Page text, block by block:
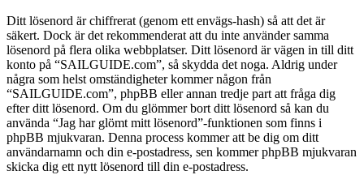
Ditt lösenord är chiffrerat (genom ett envägs-hash) så att det är
säkert. Dock är det rekommenderat att du inte använder samma
lösenord på flera olika webbplatser. Ditt lösenord är vägen in till ditt
konto på “SAILGUIDE.com”, så skydda det noga. Aldrig under
några som helst omständigheter kommer någon från
“SAILGUIDE.com”, phpBB eller annan tredje part att fråga dig
efter ditt lösenord. Om du glömmer bort ditt lösenord så kan du
använda “Jag har glömt mitt lösenord”-funktionen som finns i
phpBB mjukvaran. Denna process kommer att be dig om ditt
användarnamn och din e-postadress, sen kommer phpBB mjukvaran
skicka dig ett nytt lösenord till din e-postadress.